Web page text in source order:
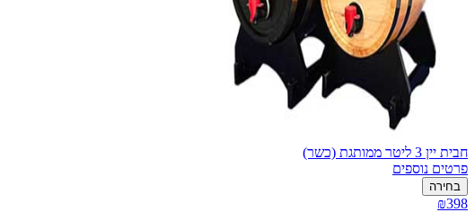
חבית יין 3 ליטר ממותגת (כשר)
פרטים נוספים
בחירה
₪398